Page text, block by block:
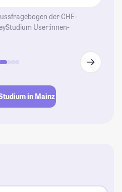
der CHE-
User:innen-
in Mainz